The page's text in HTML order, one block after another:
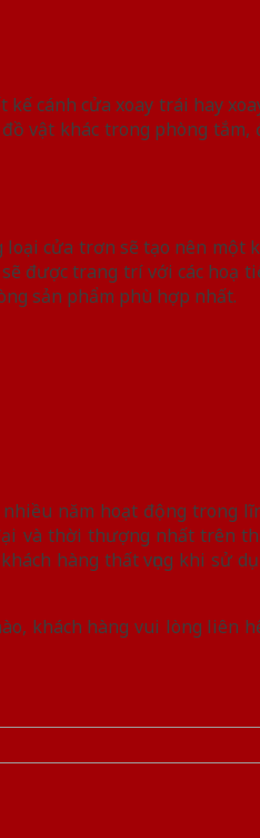
cánh cửa xoay trái hay
vật khác trong phòng tắm,
loại cửa trơn sẽ tạo nên một
được trang trí với các hoạ
sản phẩm phù hợp nhất.
năm hoạt động trong
và thời thượng nhất trên
hàng thất vọng khi sử
khách hàng vui lòng liên